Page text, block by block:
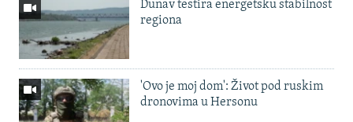
Dunav testira energetsku stabilnost
regiona
'Ovo je moj dom': Život pod ruskim
dronovima u Hersonu